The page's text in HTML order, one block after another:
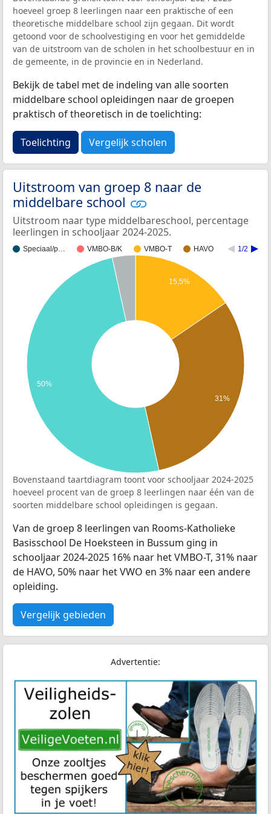
hoeveel groep 8 leerlingen naar een praktische of een
theoretische middelbare school zijn gegaan. Dit wordt
getoond voor de schoolvestiging en voor het gemiddelde
van de uitstroom van de scholen in het schoolbestuur en in
de gemeente, in de provincie en in Nederland.
Bekijk de tabel met de indeling van alle soorten
middelbare school opleidingen naar de groepen
praktisch of theoretisch in de toelichting:
Toelichting Vergelijk scholen
Uitstroom van groep 8 naar de
middelbare school
Uitstroom naar type middelbareschool, percentage
leerlingen in schooljaar 2024-2025.
Speciaal/p… VMBO-B/K VMBO-T HAVO 1/2
15,5%
31%
50%
Bovenstaand taartdiagram toont voor schooljaar 2024-2025
hoeveel procent van de groep 8 leerlingen naar één van de
soorten middelbare school opleidingen is gegaan.
Van de groep 8 leerlingen van Rooms-Katholieke
Basisschool De Hoeksteen in Bussum ging in
schooljaar 2024-2025 16% naar het VMBO-T, 31% naar
de HAVO, 50% naar het VWO en 3% naar een andere
opleiding.
Vergelijk gebieden
Advertentie: